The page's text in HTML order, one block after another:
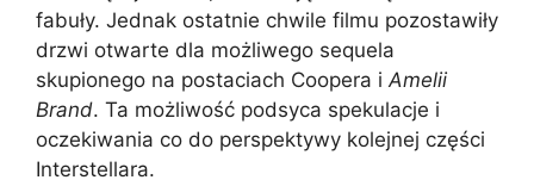
fabuły. Jednak ostatnie chwile filmu pozostawiły
drzwi otwarte dla możliwego sequela
skupionego na postaciach Coopera iAmelii
Brand. Ta możliwość podsyca spekulacje i
oczekiwania co do perspektywy kolejnej części
Interstellara.